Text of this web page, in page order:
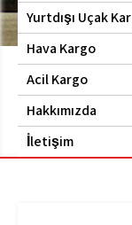
Yurtdışı Uçak
Hava Kargo
Acil Kargo
Hakkımızda
İletişim